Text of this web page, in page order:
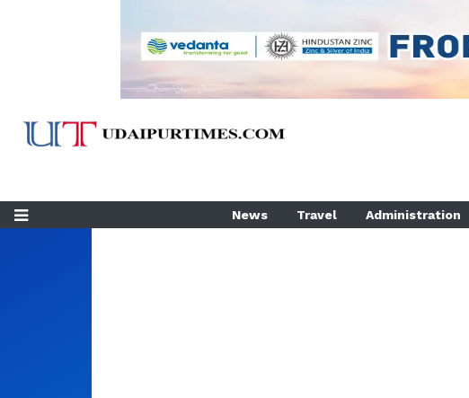
News Travel Administration